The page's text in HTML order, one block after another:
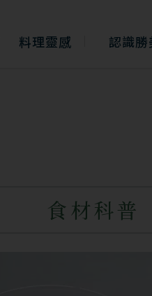
料理靈感 認識勝
食材科普